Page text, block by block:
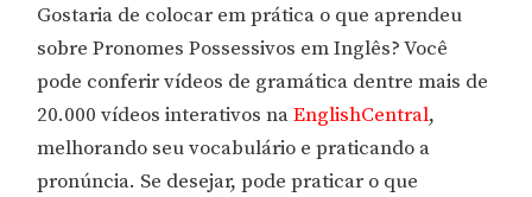
Gostaria de colocar em prática o que aprendeu
sobre Pronomes Possessivos em Inglês? Você
pode conferir vídeos de gramática dentre mais de
20.000 vídeos interativos naEnglishCentral,
melhorando seu vocabulário e praticando a
pronúncia. Se desejar, pode praticar o que